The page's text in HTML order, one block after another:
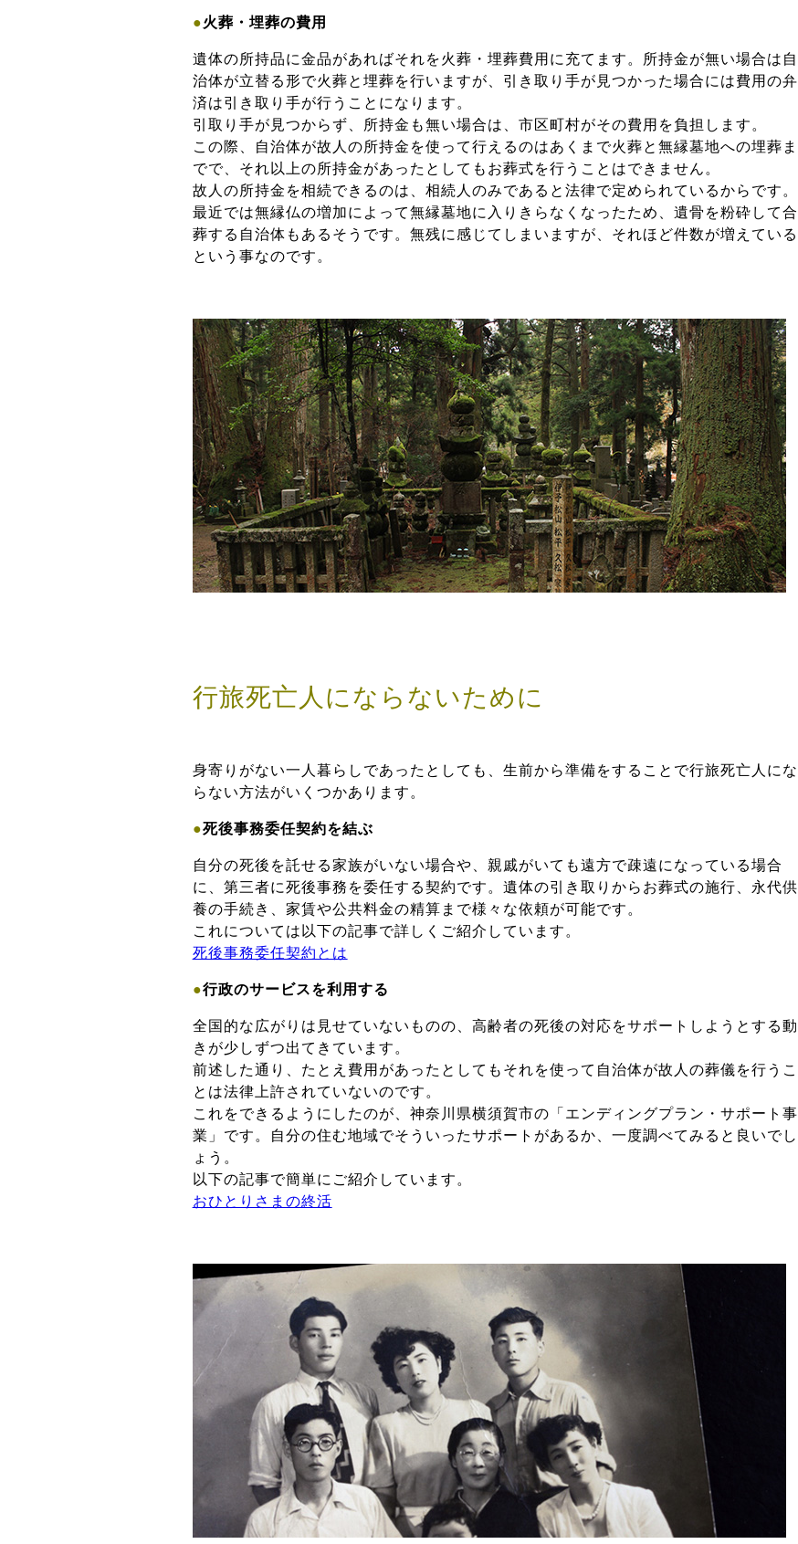
●火葬・埋葬の費用
遺体の所持品に金品があればそれを火葬・埋葬費用に充てます。所持金が無い場合は自
治体が立替る形で火葬と埋葬を行いますが、引き取り手が見つかった場合には費用の弁
済は引き取り手が行うことになります。
引取り手が見つからず、所持金も無い場合は、市区町村がその費用を負担します。
この際、自治体が故人の所持金を使って行えるのはあくまで火葬と無縁墓地への埋葬ま
でで、それ以上の所持金があったとしてもお葬式を行うことはできません。
故人の所持金を相続できるのは、相続人のみであると法律で定められているからです。
最近では無縁仏の増加によって無縁墓地に入りきらなくなったため、遺骨を粉砕して合
葬する自治体もあるそうです。無残に感じてしまいますが、それほど件数が増えている
という事なのです。
行旅死亡人にならないために
身寄りがない一人暮らしであったとしても、生前から準備をすることで行旅死亡人にな
らない方法がいくつかあります。
●死後事務委任契約を結ぶ
自分の死後を託せる家族がいない場合や、親戚がいても遠方で疎遠になっている場合
に、第三者に死後事務を委任する契約です。遺体の引き取りからお葬式の施行、永代供
養の手続き、家賃や公共料金の精算まで様々な依頼が可能です。
これについては以下の記事で詳しくご紹介しています。
死後事務委任契約とは
●行政のサービスを利用する
全国的な広がりは見せていないものの、高齢者の死後の対応をサポートしようとする動
きが少しずつ出てきています。
前述した通り、たとえ費用があったとしてもそれを使って自治体が故人の葬儀を行うこ
とは法律上許されていないのです。
これをできるようにしたのが、神奈川県横須賀市の「エンディングプラン・サポート事
業」です。自分の住む地域でそういったサポートがあるか、一度調べてみると良いでし
ょう。
以下の記事で簡単にご紹介しています。
おひとりさまの終活